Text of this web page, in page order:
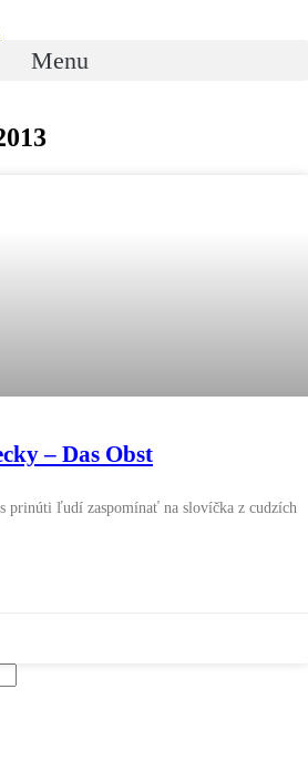
Menu
– Das Obst
prinúti ľudí zaspomínať na slovíčka z cudzích